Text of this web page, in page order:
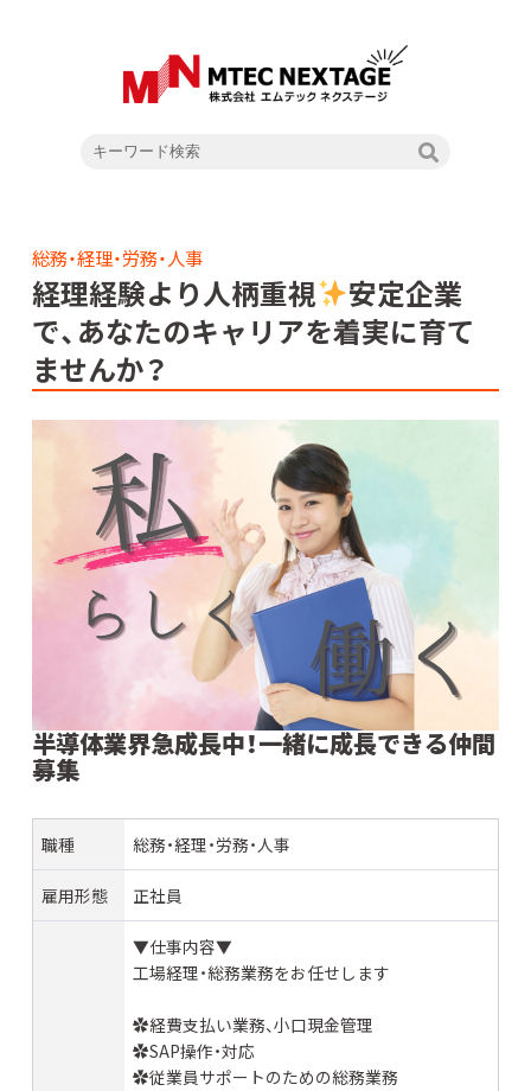
総務・経理・労務・人事
経理経験より人柄重視
安定企業
で、あなたのキャリアを着実に育て
ませんか？
半導体業界急成長中！一緒に成長できる仲間
募集
職種 総務・経理・労務・人事
雇用形態 正社員
▼仕事内容▼
工場経理・総務業務をお任せします
✿経費支払い業務、小口現金管理
✿SAP操作・対応
✿従業員サポートのための総務業務